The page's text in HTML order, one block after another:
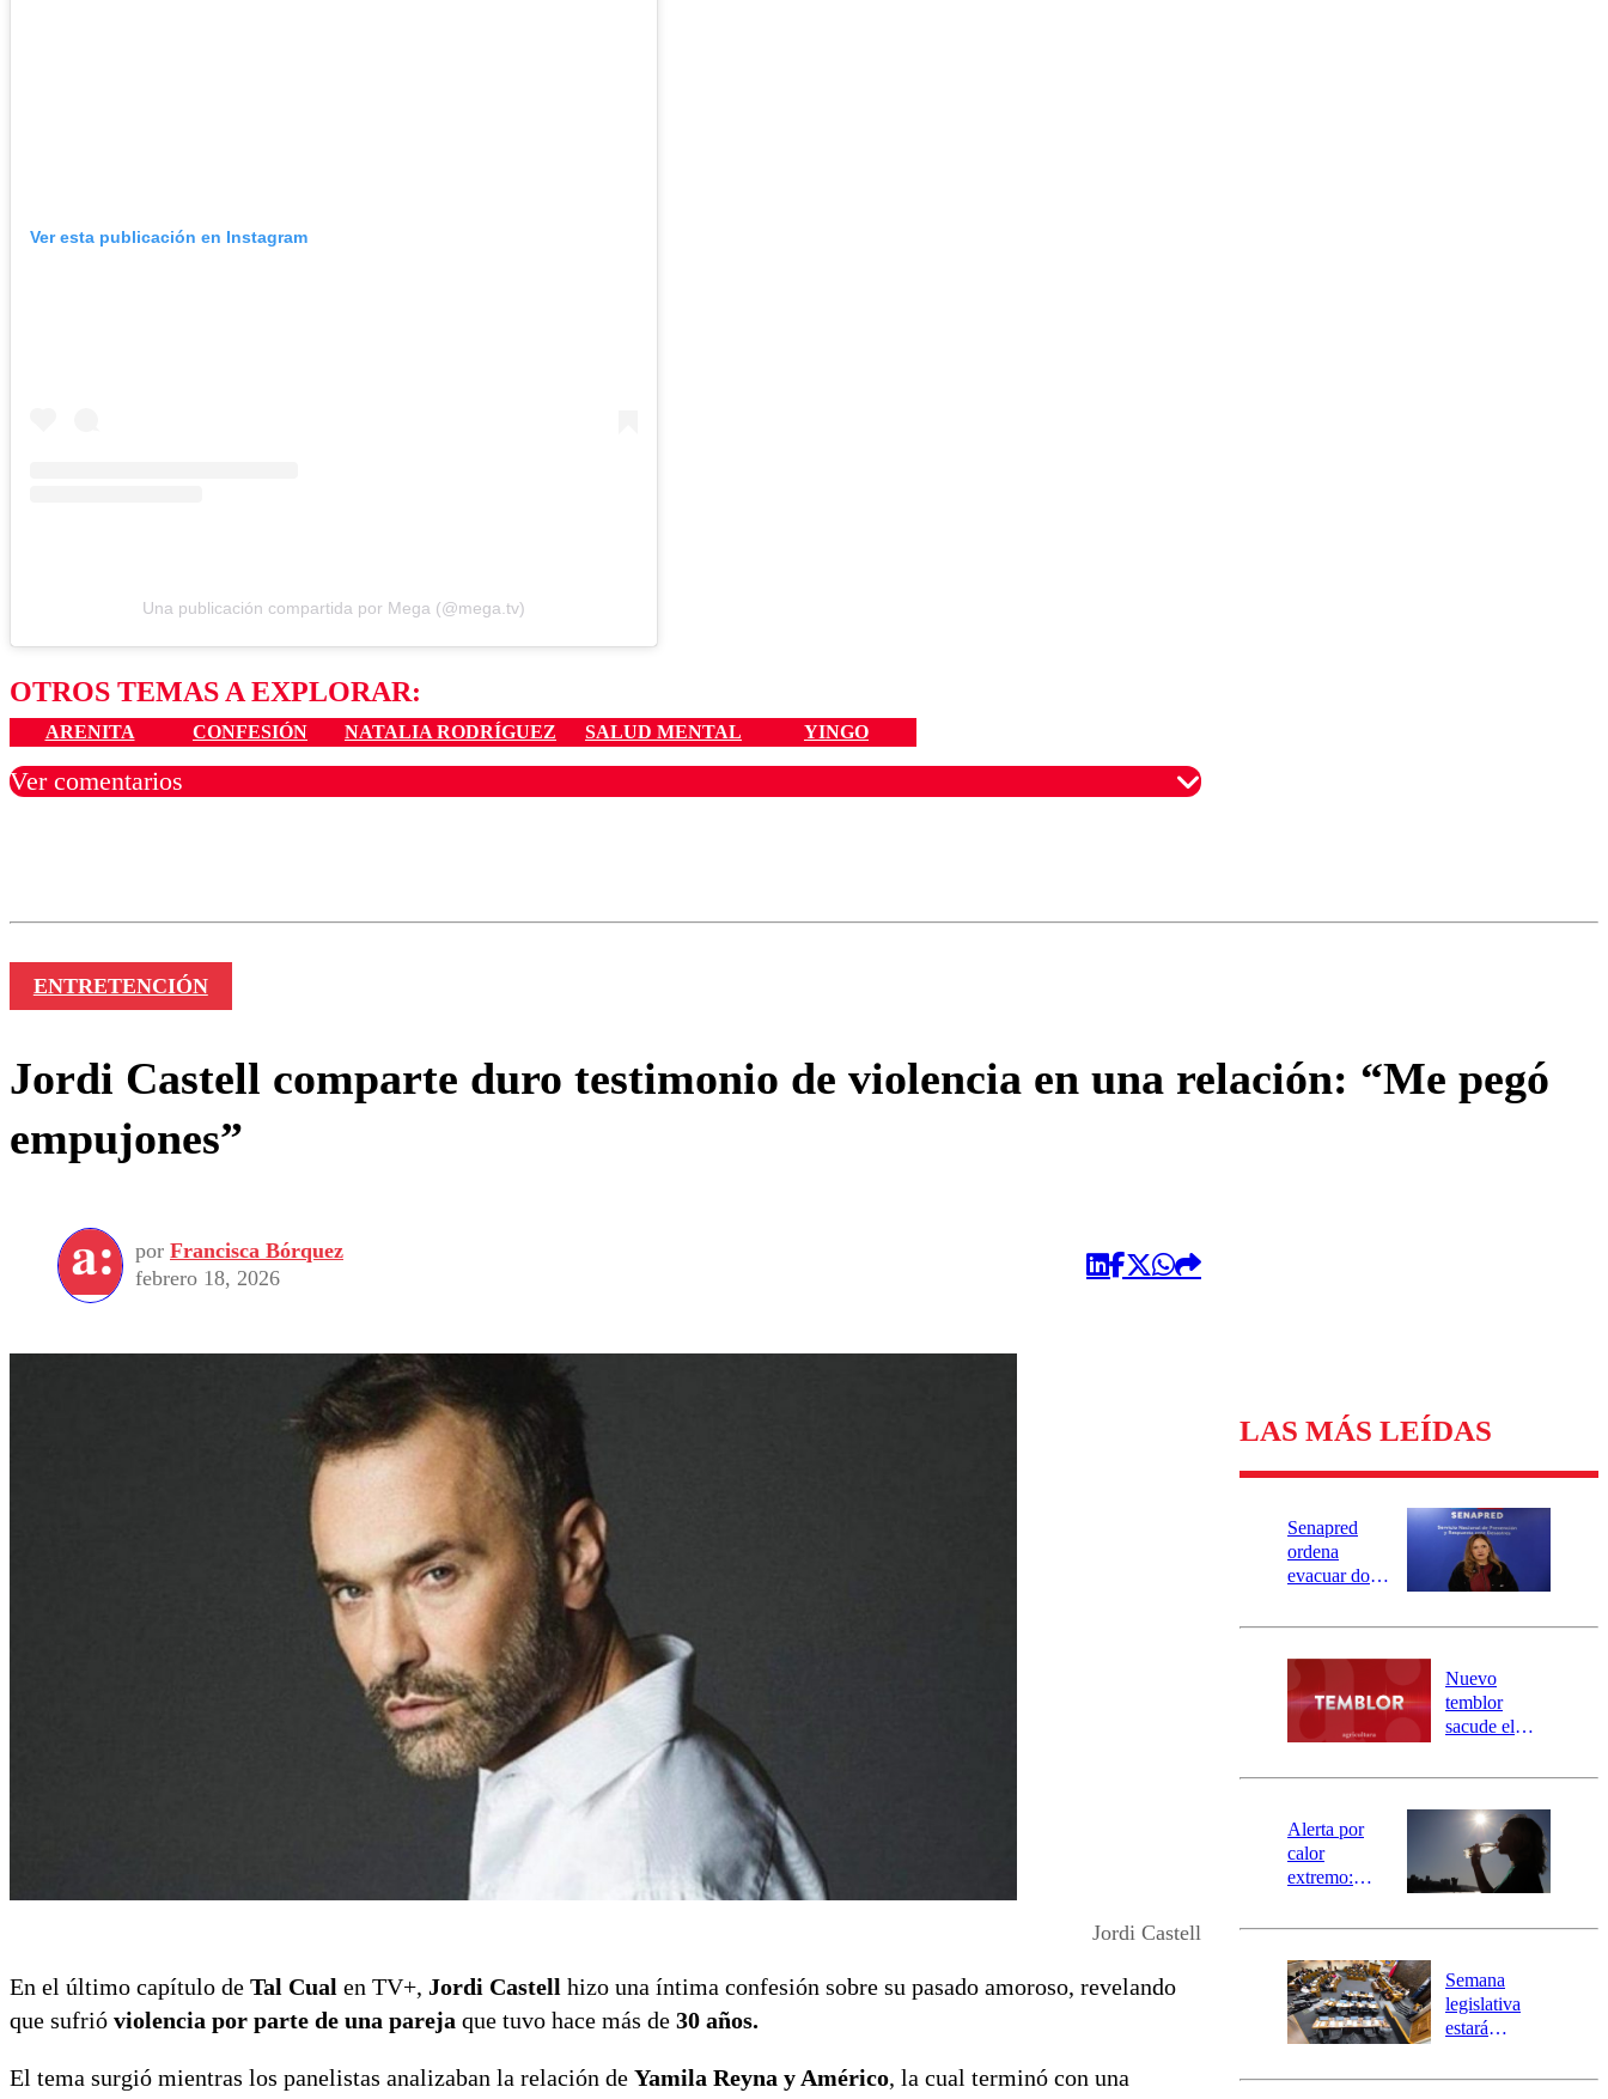
Ver esta publicación en Instagram
Una publicación compartida por Mega (@mega.tv)
OTROS TEMAS A EXPLORAR:
ARENITA CONFESIÓN NATALIA RODRÍGUEZ SALUD MENTAL YINGO
Ver comentarios
ENTRETENCIÓN
Jordi Castell comparte duro testimonio de violencia en una relación: “Me pegó
empujones”
por Francisca Bórquez
febrero 18, 2026
Jordi Castell
En el último capítulo de Tal Cual en TV+, Jordi Castell hizo una íntima confesión sobre su pasado amoroso, revelando
que sufrió violencia por parte de una pareja que tuvo hace más de 30 años.
El tema surgió mientras los panelistas analizaban la relación de Yamila Reyna y Américo, la cual terminó con una
LAS MÁS LEÍDAS
Senapred
ordena
evacuar dos
Carahue por
río Damas:
activa
mensajería
SAE
Nuevo
temblor
sacude el
revisa la
epicentro
Alerta por
calor
extremo:
activa Alerta
Preventiva en
tres comunas
Semana
legislativa
estará
el fin de la